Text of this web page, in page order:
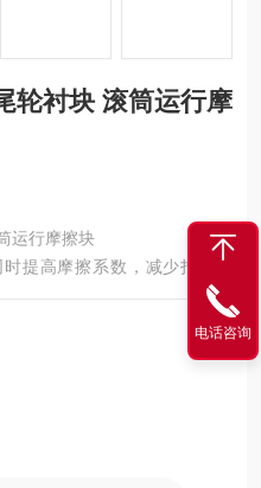
轮衬块 滚筒运行摩
运行摩擦块
提高摩擦系数，减少打滑现
紧固件。
电话咨询